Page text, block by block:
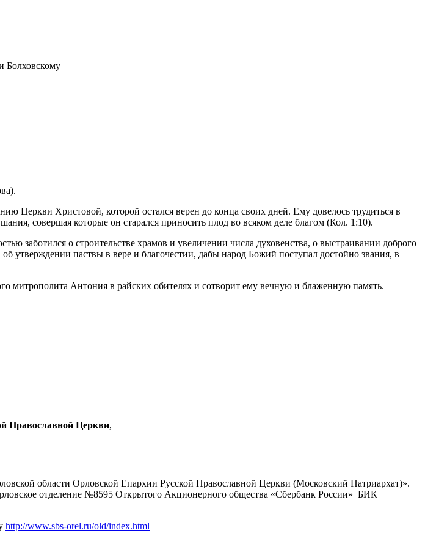
Болховскому
Церкви Христовой, которой остался верен до конца своих дней. Ему довелось трудиться в
совершая которые он старался приносить плод во всяком деле благом (Кол. 1:10).
заботился о строительстве храмов и увеличении числа духовенства, о выстраивании доброго
утверждении паствы в вере и благочестии, дабы народ Божий поступал достойно звания, в
митрополита Антония в райских обителях и сотворит ему вечную и блаженную память.
Православной Церкви,
области Орловской Епархии Русской Православной Церкви (Московский Патриархат)».
отделение №8595 Открытого Акционерного общества «Сбербанк России» БИК
http://www.sbs-orel.ru/old/index.html